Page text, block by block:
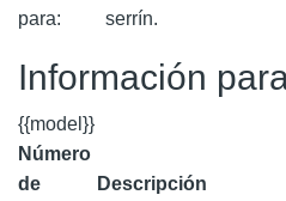
para:
serrín.
Información
{{model}}
Número
de
Descripción